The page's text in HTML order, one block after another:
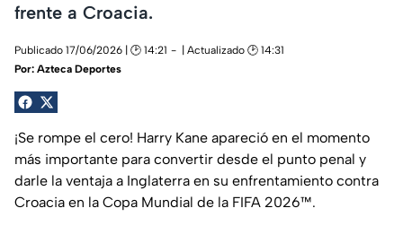
frente a Croacia.
Publicado 17/06/2026 | 🕑 14:21
| Actualizado 🕑 14:31
Por: Azteca Deportes
¡Se rompe el cero! Harry Kane apareció en el momento
más importante para convertir desde el punto penal y
darle la ventaja a Inglaterra en su enfrentamiento contra
Croacia en la Copa Mundial de la FIFA 2026™.